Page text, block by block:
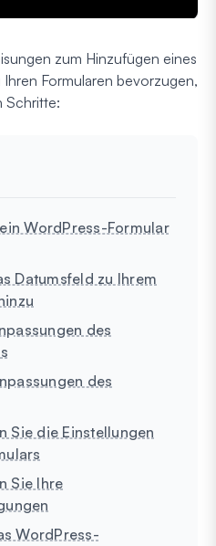
zum Hinzufügen eines
Formularen bevorzugen,
Schritte:
WordPress-Formular
Datumsfeld zu Ihrem
des
des
Sie die Einstellungen
Sie Ihre
WordPress-